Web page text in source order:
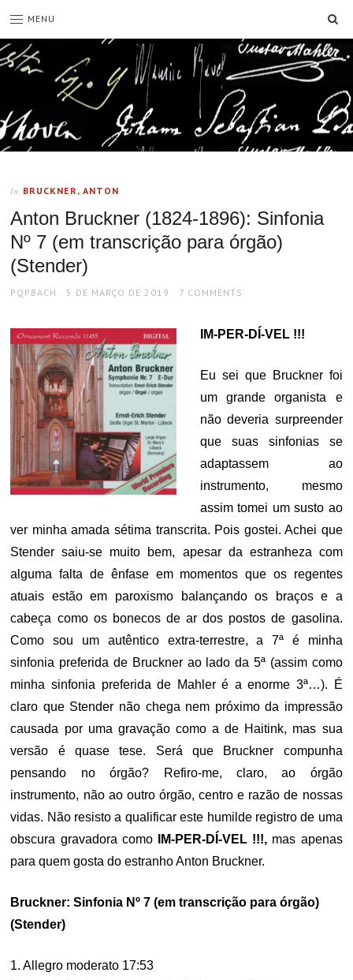
MENU
In BRUCKNER, ANTON
Anton Bruckner (1824-1896): Sinfonia
Nº 7 (em transcrição para órgão)
(Stender)
AUTHOR
PQPBACH
POSTED
5 DE MARÇO DE 2019 7 COMMENTS
IM-PER-DÍ-VEL !!!
Eu sei que Bruckner foi
um grande organista e
não deveria surpreender
que suas sinfonias se
adaptassem ao
instrumento, mesmo
assim tomei um susto ao
ver minha amada sétima transcrita. Pois gostei. Achei que
Stender saiu-se muito bem, apesar da estranheza com
alguma falta de ênfase em momentos que os regentes
atuais estão em paroxismo balançando os braços e a
cabeça como os bonecos de ar dos postos de gasolina.
Como sou um autêntico extra-terrestre, a 7ª é minha
sinfonia preferida de Bruckner ao lado da 5ª (assim como
minha sinfonia preferida de Mahler é a enorme 3ª…). É
claro que Stender não chega nem próximo da impressão
causada por uma gravação como a de Haitink, mas sua
versão é quase tese. Será que Bruckner compunha
pensando no órgão? Refiro-me, claro, ao órgão
instrumento, não ao outro órgão, centro e razão de nossas
vidas. Não resisto a qualificar este humilde registro de uma
obscura gravadora como
IM-PER-DÍ-VEL !!!, mas apenas
para quem gosta do estranho Anton Bruckner.
Bruckner: Sinfonia Nº 7 (em transcrição para órgão)
(Stender)
1. Allegro moderato 17:53